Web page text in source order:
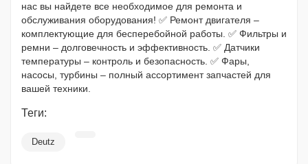
нас вы найдете все необходимое для ремонта и
обслуживания оборудования! ✅ Ремонт двигателя –
комплектующие для бесперебойной работы. ✅ Фильтры и
ремни – долговечность и эффективность. ✅ Датчики
температуры – контроль и безопасность. ✅ Фары,
насосы, турбины – полный ассортимент запчастей для
вашей техники.
Теги:
Deutz